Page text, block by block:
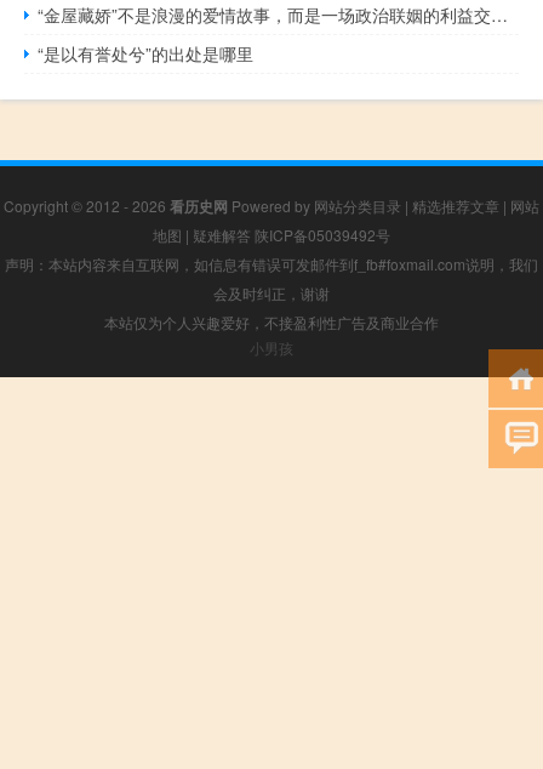
“金屋藏娇”不是浪漫的爱情故事，而是一场政治联姻的利益交换！
“是以有誉处兮”的出处是哪里
Copyright © 2012 - 2026 看历史网 Powered by 网站分类目录 | 精选推荐文章 | 网站
地图 | 疑难解答 陕ICP备05039492号
声明：本站内容来自互联网，如信息有错误可发邮件到f_fb#foxmail.com说明，我们
会及时纠正，谢谢
本站仅为个人兴趣爱好，不接盈利性广告及商业合作
小男孩